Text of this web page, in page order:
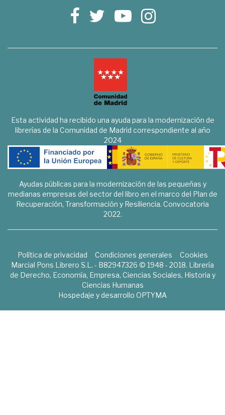
Esta actividad ha recibido una ayuda para la modernización de
librerías de la Comunidad de Madrid correspondiente al año
2024
Ayudas públicas para la modernización de las pequeñas y
medianas empresas del sector del libro en el marco del Plan de
Recuperación, Transformación y Resiliencia. Convocatoria
2022.
Política de privacidad Condiciones generales
Cookies
Marcial Pons Librero S.L. - B82947326 © 1948 - 2018. Librería
de Derecho, Economía, Empresa, Ciencias Sociales, Historia y
Ciencias Humanas
Hospedaje y desarrollo OPTYMA